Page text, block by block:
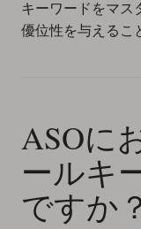
キーワードをマス
優位性を与えるこ
ASOに
ールキ
ですか